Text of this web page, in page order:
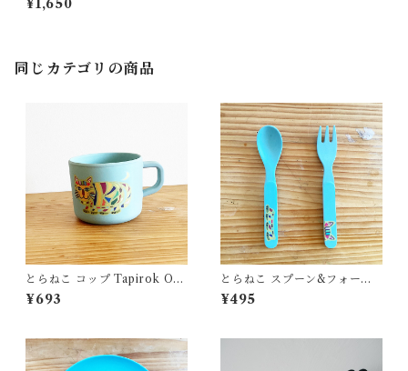
¥1,650
同じカテゴリの商品
とらねこ コップ Tapirok OK
UYAMA YU タピロク 奥山優
環境にやさしいエコ素材 バン
¥693
とらねこ スプーン&フォーク
Tapirok OKUYAMA YU タ
ピロク 奥山優 環境にやさしい
¥495